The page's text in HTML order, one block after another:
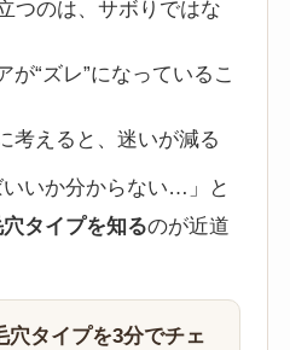
つのは、サボりではな
が“ズレ”になっているこ
考えると、迷いが減る
いか分からない…」と
タイプを知るのが近道
タイプを3分でチェ